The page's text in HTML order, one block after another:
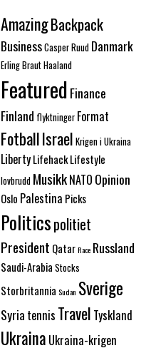
AmazingBackpack
BusinessCasper Ruud Danmark
Erling Braut Haaland
FeaturedFinance
Finland flyktninger Format
FotballIsrael Krigen i Ukraina
LibertyLifehackLifestyle
lovbrudd MusikkNATO Opinion
Oslo Palestina Picks
Politicspolitiet
President QatarRace Russland
Saudi-Arabia Stocks
Storbritannia Sudan Sverige
Syria tennis Travel Tyskland
Ukraina Ukraina-krigen